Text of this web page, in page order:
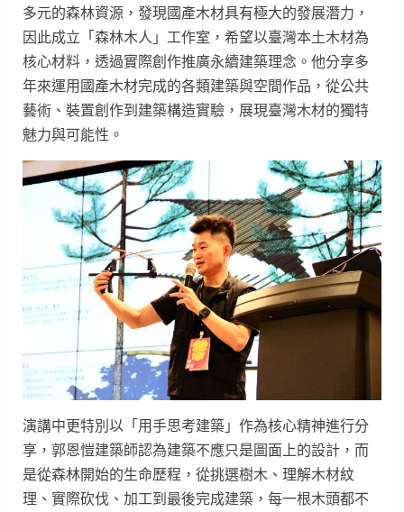
多元的森林資源，發現國產木材具有極大的發展潛力，
因此成立「森林木人」工作室，希望以臺灣本土木材為
核心材料，透過實際創作推廣永續建築理念。他分享多
年來運用國產木材完成的各類建築與空間作品，從公共
藝術、裝置創作到建築構造實驗，展現臺灣木材的獨特
魅力與可能性。
演講中更特別以「用手思考建築」作為核心精神進行分
享，郭恩愷建築師認為建築不應只是圖面上的設計，而
是從森林開始的生命歷程，從挑選樹木、理解木材紋
理、實際砍伐、加工到最後完成建築，每一根木頭都不